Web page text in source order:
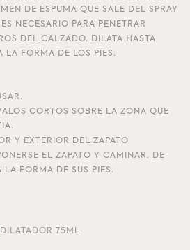
DE ESPUMA QUE SALE DEL SPRAY
NECESARIO PARA PENETRAR
DEL CALZADO. DILATA HASTA
LA FORMA DE LOS PIES.
CORTOS SOBRE LA ZONA QUE
Y EXTERIOR DEL ZAPATO
EL ZAPATO Y CAMINAR. DE
LA FORMA DE SUS PIES.